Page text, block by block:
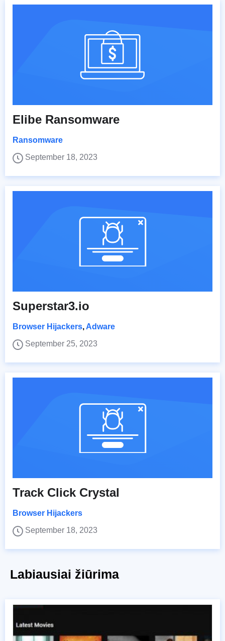
Elibe Ransomware
Ransomware
September 18, 2023
Superstar3.io
Browser Hijackers, Adware
September 25, 2023
Track Click Crystal
Browser Hijackers
September 18, 2023
Labiausiai žiūrima